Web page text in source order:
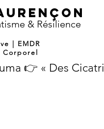
& Résilience
| EMDR
Corporel
👉 « Des